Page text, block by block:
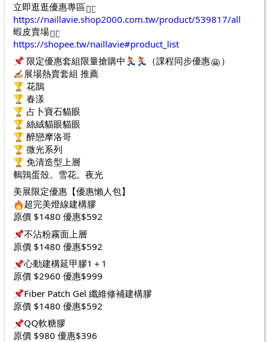
立即逛逛優惠專區
https://naillavie.shop2000.com.tw/product/539817/all
蝦皮賣場
https://shopee.tw/naillavie#product_list
限定優惠套組限量搶購中
（課程同步優惠
）
展場熱賣套組 推薦
花鵲
春漾
占卜寶石貓眼
絲絨貓眼貓眼
醉戀摩洛哥
微光系列
免清造型上層
鵪鶉蛋殼。雪花。夜光
美展限定優惠【優惠懶人包】
超完美燈線建構膠
原價 $1480 優惠$592
不沾粉霧面上層
原價 $1480 優惠$592
心動建構延甲膠1＋1
原價 $2960 優惠$999
Fiber Patch Gel 纖維修補建構膠
原價 $1480 優惠$592
QQ軟糖膠
原價 $980 優惠$396